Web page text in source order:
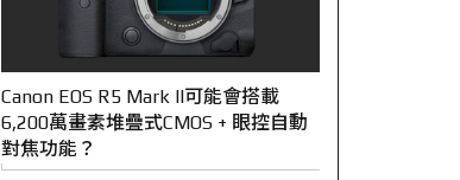
Canon EOS R5 Mark II可能會搭載
6,200萬畫素堆疊式CMOS + 眼控自動
對焦功能？